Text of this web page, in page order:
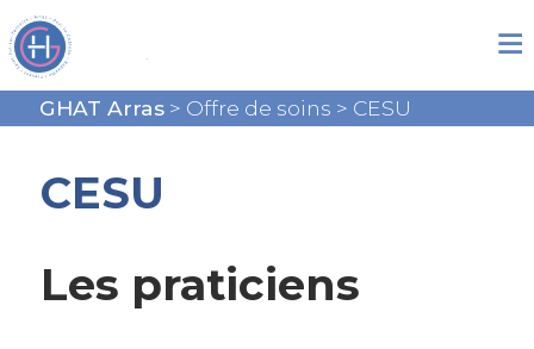
GHAT Arras> Offre de soins > CESU
CESU
Les praticiens